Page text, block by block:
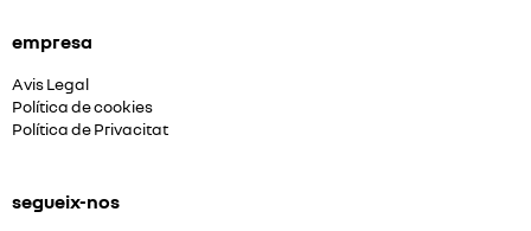
empresa
Avis Legal
Política de cookies
Política de Privacitat
segueix-nos